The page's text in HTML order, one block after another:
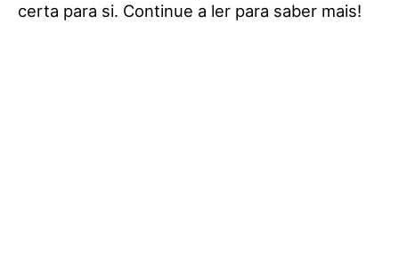
certa para si. Continue a ler para saber mais!